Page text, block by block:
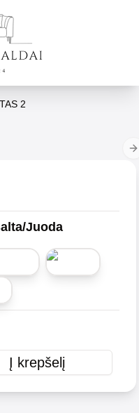
2
Juoda
Į krepšelį